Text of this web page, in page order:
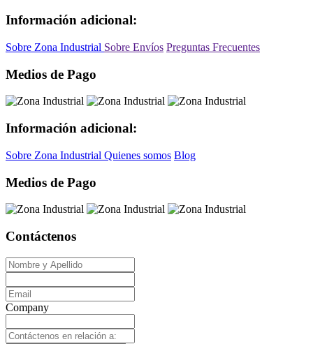
Información adicional:
Sobre Zona Industrial Sobre Envíos Preguntas Frecuentes
Medios de Pago
Información adicional:
Sobre Zona Industrial Quienes somos Blog
Medios de Pago
Contáctenos
Company